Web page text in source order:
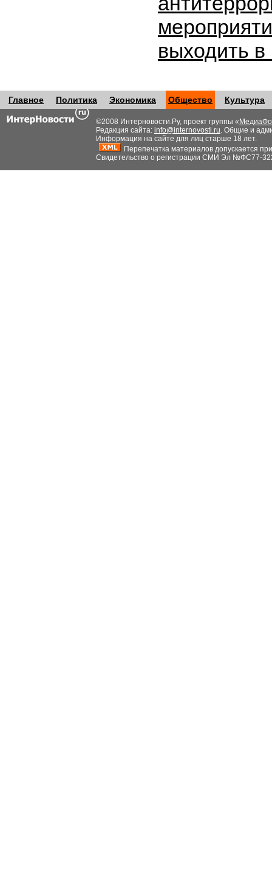
выходить
Главное Политика Экономика Общество Культура
©2008 Интерновости.Ру, проект группы «
Редакция сайта: info@internovosti.ru. Общие и
Информация на сайте для лиц старше 18 лет.
Перепечатка материалов допускается
Свидетельство о регистрации СМИ Эл №ФС77-